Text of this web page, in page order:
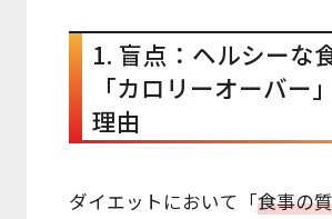
1. 盲点：ヘルシーな
「カロリーオーバー
理由
ダイエットにおいて「食事の